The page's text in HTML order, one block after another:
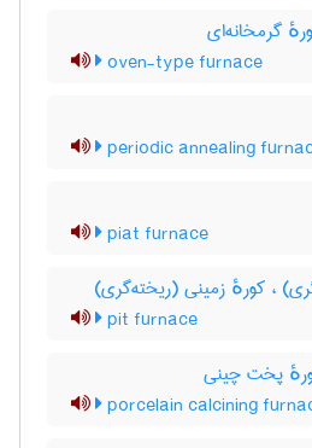
گرمخانه‌ای
oven-type furnace
periodic annealing
piat furnace
، کورهٔ زمینی (ریخته‌گری)
pit furnace
پخت چینی
porcelain calcining